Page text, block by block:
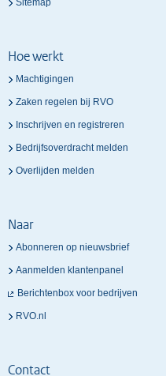
Hoe werkt
Machtigingen
Zaken regelen bij RVO
Inschrijven en registreren
Bedrijfsoverdracht melden
Overlijden melden
Naar
Abonneren op nieuwsbrief
Aanmelden klantenpanel
Berichtenbox voor bedrijven
RVO.nl
Contact